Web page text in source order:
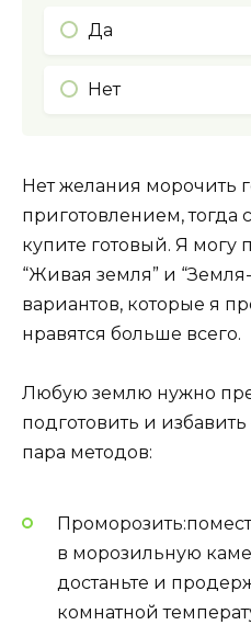
Да
Нет
Нет желания морочить
приготовлением, тогда
купите готовый. Я могу
“Живая земля” и
вариантов, которые я
нравятся больше всего.
Любую землю нужно
подготовить и избавить
пара методов:
в морозильную
достаньте и
комнатной